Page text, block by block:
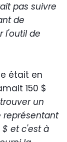
pas suivre
de
l'outil de
était en
150 $
un
représentant
$ et c'est à